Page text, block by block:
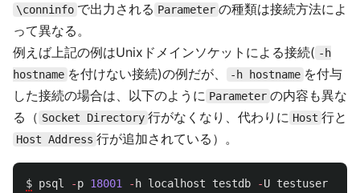
\conninfo で出力される Parameter の種類は接続方法によ
って異なる。
例えば上記の例はUnixドメインソケットによる接続( -h
hostname を付けない接続)の例だが、 -h hostname を付与
した接続の場合は、以下のように Parameter の内容も異な
る（ Socket Directory 行がなくなり、代わりに Host 行と
Host Address 行が追加されている）。
$ psql -p 18001 - h localhost testdb -U testuser